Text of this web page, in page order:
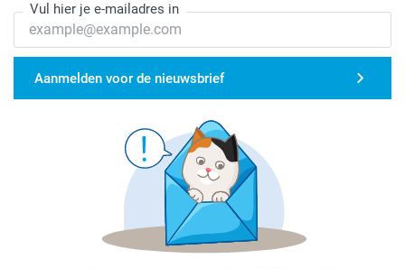
Vul hier je e-mailadres in
Aanmelden voor de nieuwsbrief